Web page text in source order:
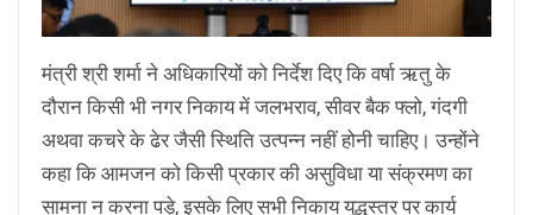
मंत्री श्री शर्मा ने अधिकारियों को निर्देश दिए कि वर्षा ऋतु के
दौरान किसी भी नगर निकाय में जलभराव, सीवर बैक फ्लो, गंदगी
अथवा कचरे के ढेर जैसी स्थिति उत्पन्न नहीं होनी चाहिए। उन्होंने
कहा कि आमजन को किसी प्रकार की असुविधा या संक्रमण का
सामना न करना पड़े, इसके लिए सभी निकाय युद्धस्तर पर कार्य